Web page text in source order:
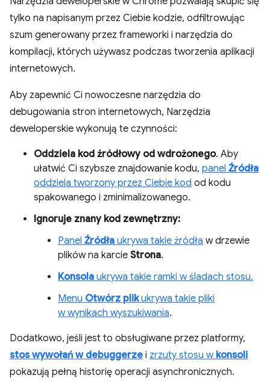
tylko na napisanym przez Ciebie kodzie, odfiltrowując
szum generowany przez frameworki i narzędzia do
kompilacji, których używasz podczas tworzenia aplikacji
internetowych.
Aby zapewnić Ci nowoczesne narzędzia do
debugowania stron internetowych, Narzędzia
deweloperskie wykonują te czynności:
Oddziela kod źródłowy od wdrożonego. Aby
ułatwić Ci szybsze znajdowanie kodu, panel Źródła
oddziela tworzony przez Ciebie kod od kodu
spakowanego i zminimalizowanego.
Ignoruje znany kod zewnętrzny:
Panel Źródła ukrywa takie źródła w drzewie
plików na karcie Strona.
Konsola ukrywa takie ramki w śladach stosu.
Menu Otwórz plikukrywa takie pliki
w wynikach wyszukiwania.
Dodatkowo, jeśli jest to obsługiwane przez platformy,
stos wywołań w debuggerze i zrzuty stosu w konsoli
pokazują pełną historię operacji asynchronicznych.